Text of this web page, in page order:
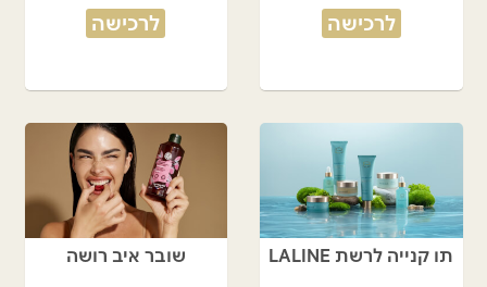
לרכישה לרכישה
תו קנייה לרשת LALINE שובר איב רושה